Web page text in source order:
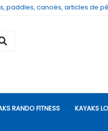
paddles, canoës, articles de
RANDO FITNESS KAYAKS